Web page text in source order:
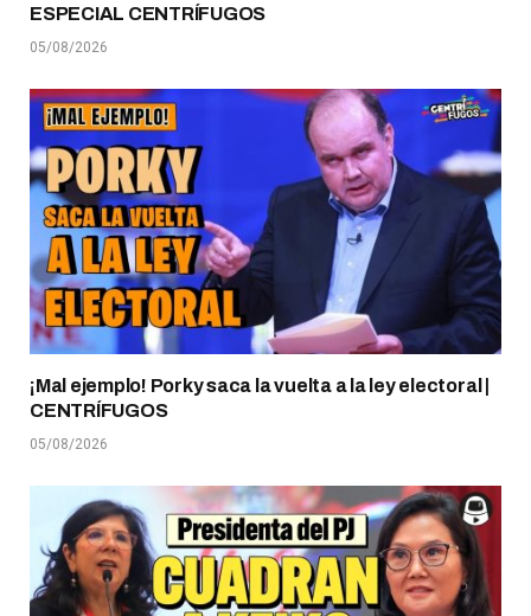
ESPECIAL CENTRÍFUGOS
05/08/2026
¡Mal ejemplo! Porky saca la vuelta a la ley electoral |
CENTRÍFUGOS
05/08/2026